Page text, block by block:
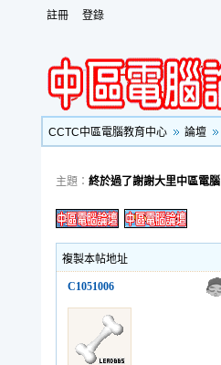
註冊 登錄
CCTC中區電腦教育中心 論壇
主題： 終於過了謝謝大里中區電腦
複製本帖地址
C1051006